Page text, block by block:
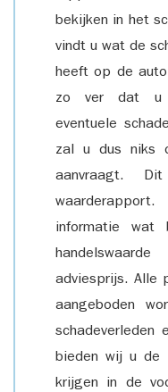
bekijken in het
vindt u wat de
heeft op de
zo ver dat u
eventuele
zal u dus niks
aanvraagt.
informatie wat
adviesprijs. Alle
aangeboden
schadeverleden
bieden wij u de
krijgen in de